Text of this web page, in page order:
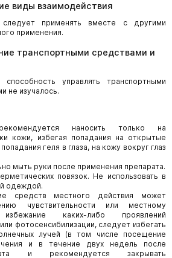
виды взаимодействия
применять вместе с другими
применения.
транспортными средствами и
управлять транспортными
не изучалось.
наносить только на
кожи, избегая попадания на открытые
геля в глаза, на кожу вокруг глаз
мыть руки после применения препарата.
повязок. Не использовать в
одеждой.
средств местного действия может
чувствительности или местному
каких-либо проявлений
фотосенсибилизации, следует избегать
лучей (в том числе посещение
и в течение двух недель после
и рекомендуется закрывать